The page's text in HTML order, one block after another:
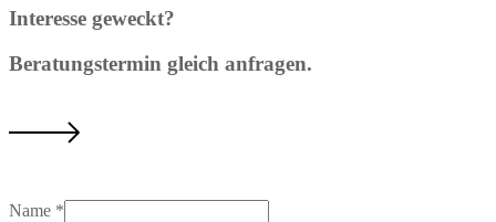
Interesse geweckt?
Beratungstermin gleich anfragen.
Name *